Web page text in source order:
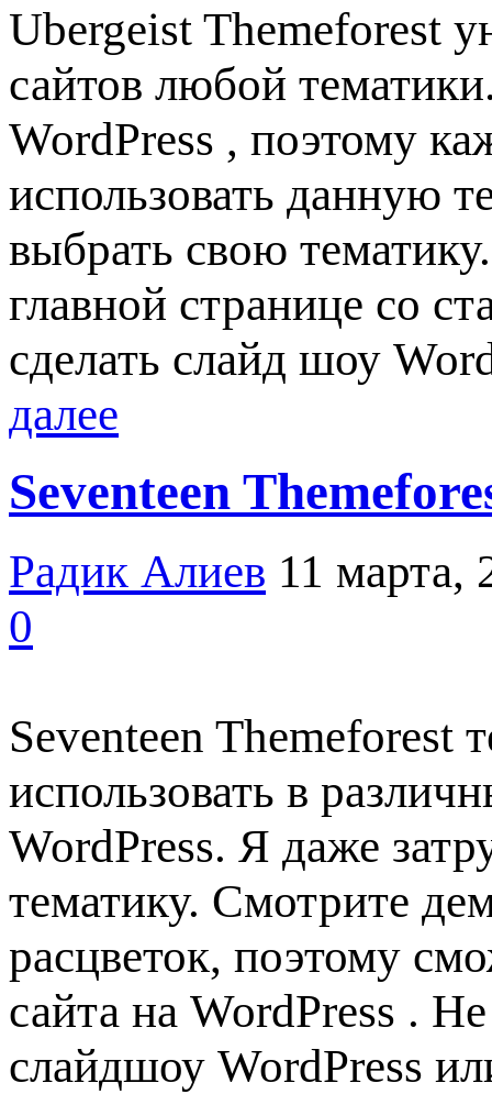
Ubergeist Themeforest
сайтов любой
WordPress , поэтому
использовать данную
выбрать свою
главной странице со
сделать слайд шоу
далее
Seventeen
Радик Алиев 11 марта,
0
Seventeen Themeforest
использовать в
WordPress. Я даже
тематику. Смотрите
расцветок, поэтому
сайта на WordPress .
слайдшоу WordPress